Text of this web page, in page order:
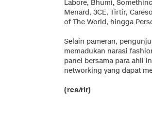
Labore, Bhumi,
Menard, 3CE, Tirtir,
of The World, hingga
Selain pameran,
memadukan narasi
panel bersama para ahli
networking yang dapat
(rea/rir)